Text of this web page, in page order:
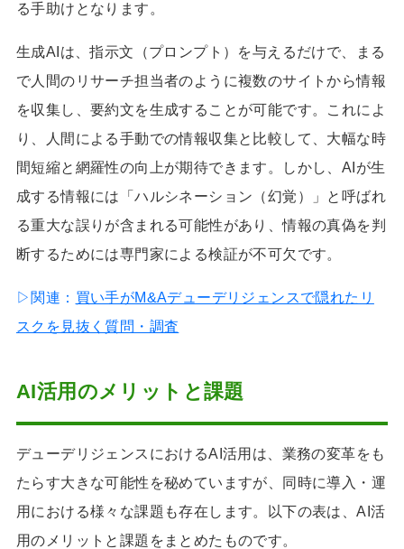
る手助けとなります。
生成AIは、指示文（プロンプト）を与えるだけで、まる
で人間のリサーチ担当者のように複数のサイトから情報
を収集し、要約文を生成することが可能です。これによ
り、人間による手動での情報収集と比較して、大幅な時
間短縮と網羅性の向上が期待できます。しかし、AIが生
成する情報には「ハルシネーション（幻覚）」と呼ばれ
る重大な誤りが含まれる可能性があり、情報の真偽を判
断するためには専門家による検証が不可欠です。
▷関連： 買い手がM&Aデューデリジェンスで隠れたリ
スクを見抜く質問・調査
AI活用のメリットと課題
デューデリジェンスにおけるAI活用は、業務の変革をも
たらす大きな可能性を秘めていますが、同時に導入・運
用における様々な課題も存在します。以下の表は、AI活
用のメリットと課題をまとめたものです。